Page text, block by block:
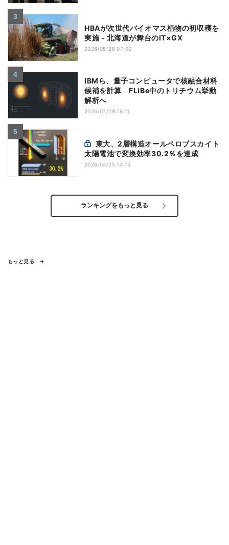
HBAが次世代バイオマス植物の初収穫を
実施 - 北海道が舞台のIT×GX
2026/05/28 07:00
IBMら、量子コンピュータで核融合材料
候補を計算 FLiBe中のトリチウム挙動
解析へ
2026/07/09 16:11
太陽電池で変換効率30.2％を達成
2026/04/25 14:15
ランキングをもっと見る
もっと見る